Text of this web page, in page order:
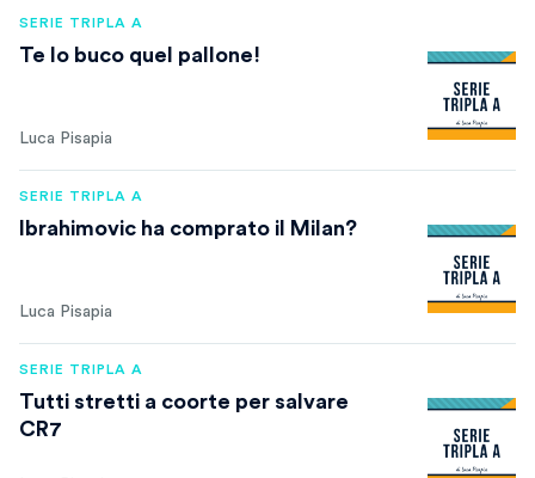
SERIE TRIPLA A
Te lo buco quel pallone!
Luca Pisapia
SERIE TRIPLA A
Ibrahimovic ha comprato il Milan?
Luca Pisapia
SERIE TRIPLA A
Tutti stretti a coorte per salvare
CR7